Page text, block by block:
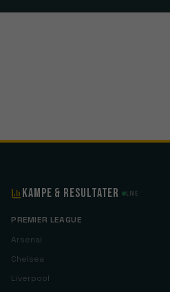
Kampe & Resultater Live
PREMIER LEAGUE
Arsenal
Chelsea
Liverpool